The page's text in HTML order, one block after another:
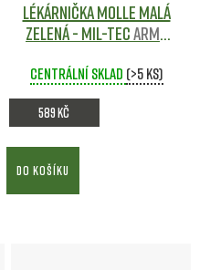
Lékárnička Molle malá
Zelená - Mil-tecArmy
Centrální sklad (>5 ks)
589 Kč
DO KOŠÍKU